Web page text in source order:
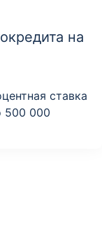
на
ставка
500 000